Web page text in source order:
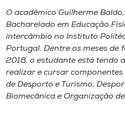
A
Internacionalização
I.nova
O acadêmico Guilherme
Bacharelado e​m​ Educação
intercâmbio no Instituto
Portugal. Dentre ​os meses de
2018, ​o estudante está tendo
realizar e cursar
de Desporto e Turismo,
Biomecânica e Organização